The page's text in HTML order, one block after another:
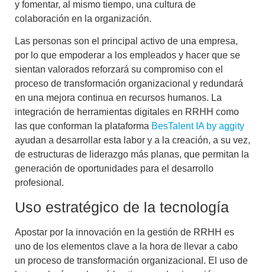
y fomentar, al mismo tiempo, una cultura de
colaboración en la organización.
Las personas son el principal activo de una empresa,
por lo que empoderar a los empleados y hacer que se
sientan valorados reforzará su compromiso con el
proceso de transformación organizacional y redundará
en una mejora continua en recursos humanos. La
integración de herramientas digitales en RRHH como
las que conforman la plataforma BesTalent IA by aggity
ayudan a desarrollar esta labor y a la creación, a su vez,
de estructuras de liderazgo más planas, que permitan la
generación de oportunidades para el desarrollo
profesional.
Uso estratégico de la tecnología
Apostar por la innovación en la gestión de RRHH es
uno de los elementos clave a la hora de llevar a cabo
un proceso de transformación organizacional. El uso de